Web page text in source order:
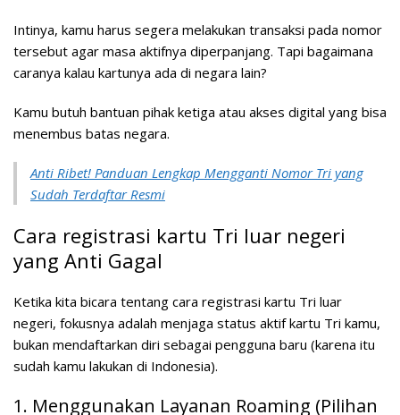
Intinya, kamu harus segera melakukan transaksi pada nomor
tersebut agar masa aktifnya diperpanjang. Tapi bagaimana
caranya kalau kartunya ada di negara lain?
Kamu butuh bantuan pihak ketiga atau akses digital yang bisa
menembus batas negara.
Anti Ribet! Panduan Lengkap Mengganti Nomor Tri yang
Sudah Terdaftar Resmi
Cara registrasi kartu Tri luar negeri
yang Anti Gagal
Ketika kita bicara tentang cara registrasi kartu Tri luar
negeri, fokusnya adalah menjaga status aktif kartu Tri kamu,
bukan mendaftarkan diri sebagai pengguna baru (karena itu
sudah kamu lakukan di Indonesia).
1. Menggunakan Layanan Roaming (Pilihan